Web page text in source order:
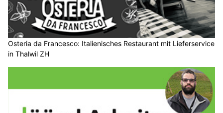
Osteria da Francesco: Italienisches Restaurant mit Lieferservice
in Thalwil ZH